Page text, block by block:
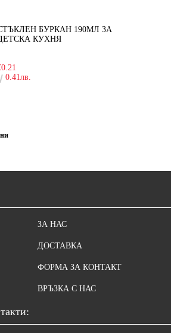
БУРКАН 190МЛ ЗА
КУХНЯ
0.41лв.
ЗА НАС
ДОСТАВКА
ФОРМА ЗА КОНТАКТ
ВРЪЗКА С НАС